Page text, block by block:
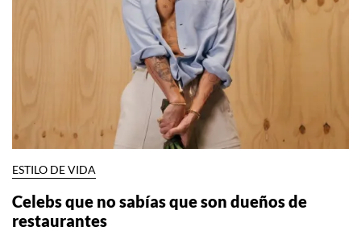
ESTILO DE VIDA
Celebs que no sabías que son dueños de
restaurantes